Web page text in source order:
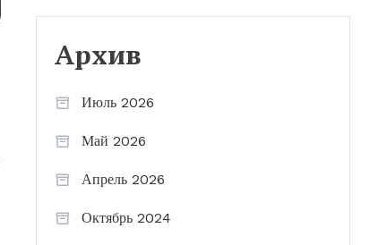
Архив
Июль 2026
Май 2026
Апрель 2026
Октябрь 2024